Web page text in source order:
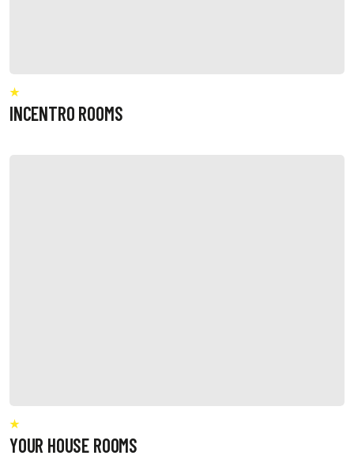
INCENTRO ROOMS
YOUR HOUSE ROOMS